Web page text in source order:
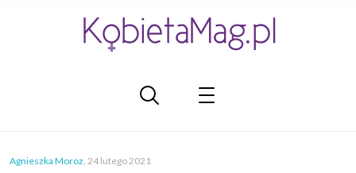
Agnieszka Moroz, 24 lutego 2021